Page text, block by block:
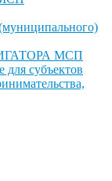
МСП
субъектов